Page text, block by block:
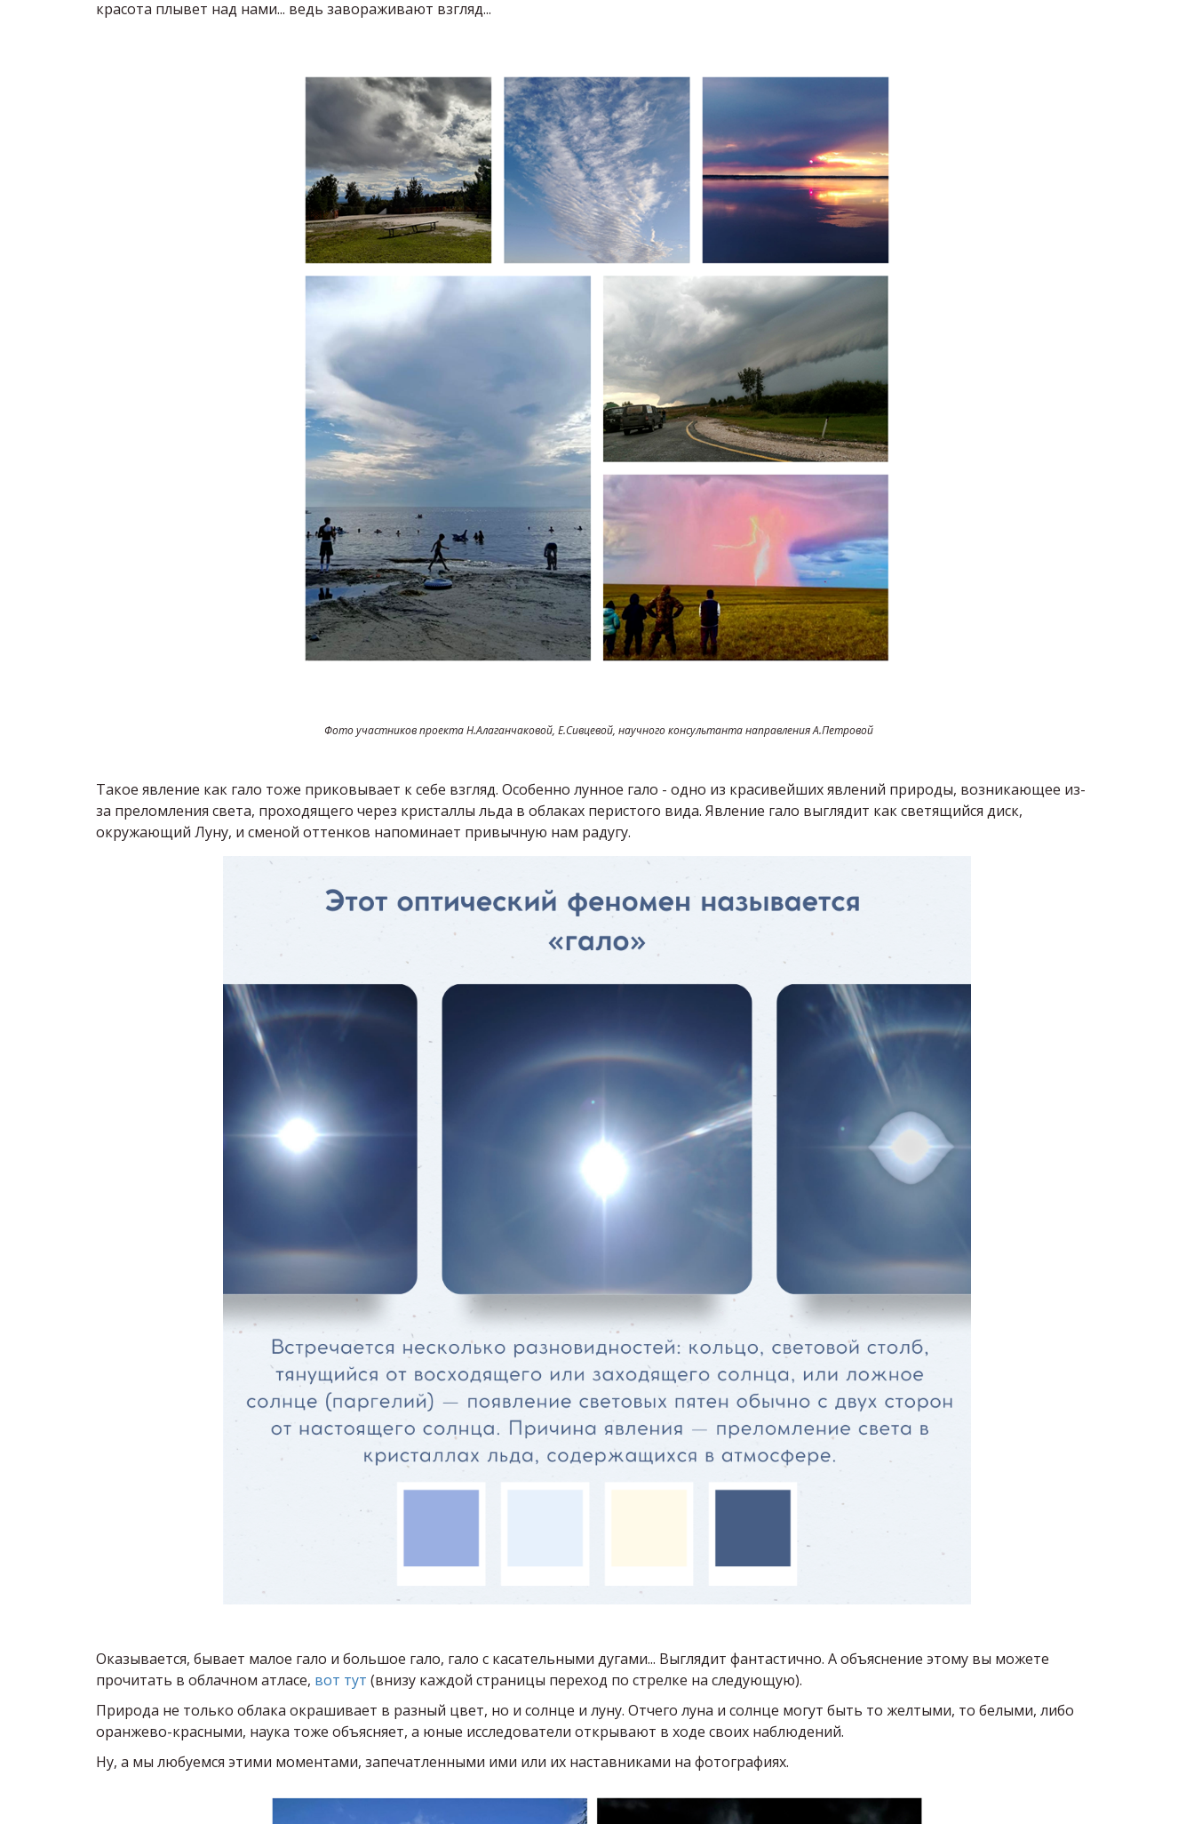
красота плывет над нами... ведь завораживают взгляд...
Фото участников проекта Н.Алаганчаковой, Е.Сивцевой, научного консультанта направления А.Петровой
Такое явление как гало тоже приковывает к себе взгляд. Особенно лунное гало - одно из красивейших явлений природы, возникающее из-
за преломления света, проходящего через кристаллы льда в облаках перистого вида. Явление гало выглядит как светящийся диск,
окружающий Луну, и сменой оттенков напоминает привычную нам радугу.
Оказывается, бывает малое гало и большое гало, гало с касательными дугами... Выглядит фантастично. А объяснение этому вы можете
прочитать в облачном атласе, вот тут (внизу каждой страницы переход по стрелке на следующую).
Природа не только облака окрашивает в разный цвет, но и солнце и луну. Отчего луна и солнце могут быть то желтыми, то белыми, либо
оранжево-красными, наука тоже объясняет, а юные исследователи открывают в ходе своих наблюдений.
Ну, а мы любуемся этими моментами, запечатленными ими или их наставниками на фотографиях.